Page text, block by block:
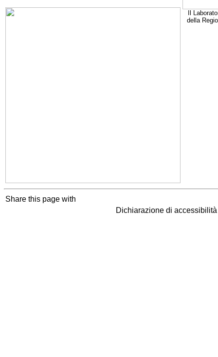
Il
della
Share this page with
Dichiarazione di